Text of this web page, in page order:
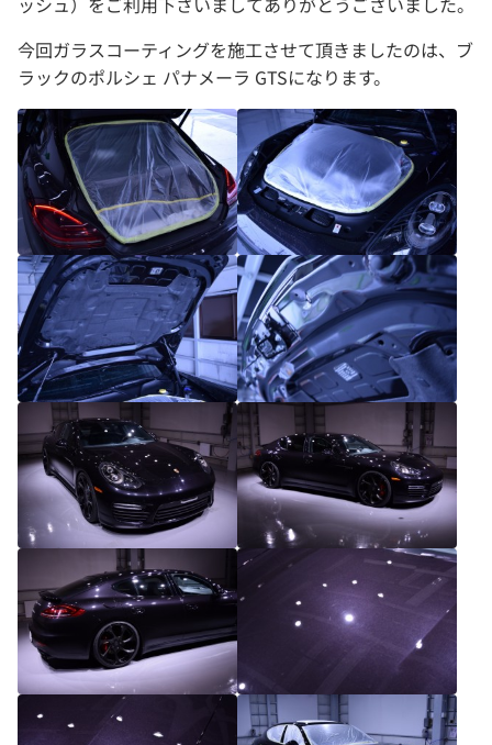
今回ガラスコーティングを施工させて頂きましたのは、ブ
ラックのポルシェ パナメーラ GTSになります。